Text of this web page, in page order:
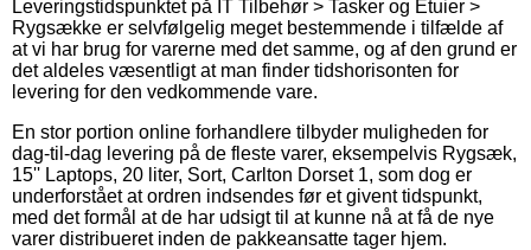
Leveringstidspunktet på IT Tilbehør > Tasker og Etuier >
Rygsække er selvfølgelig meget bestemmende i tilfælde af
at vi har brug for varerne med det samme, og af den grund er
det aldeles væsentligt at man finder tidshorisonten for
levering for den vedkommende vare.
En stor portion online forhandlere tilbyder muligheden for
dag-til-dag levering på de fleste varer, eksempelvis Rygsæk,
15'' Laptops, 20 liter, Sort, Carlton Dorset 1, som dog er
underforstået at ordren indsendes før et givent tidspunkt,
med det formål at de har udsigt til at kunne nå at få de nye
varer distribueret inden de pakkeansatte tager hjem.